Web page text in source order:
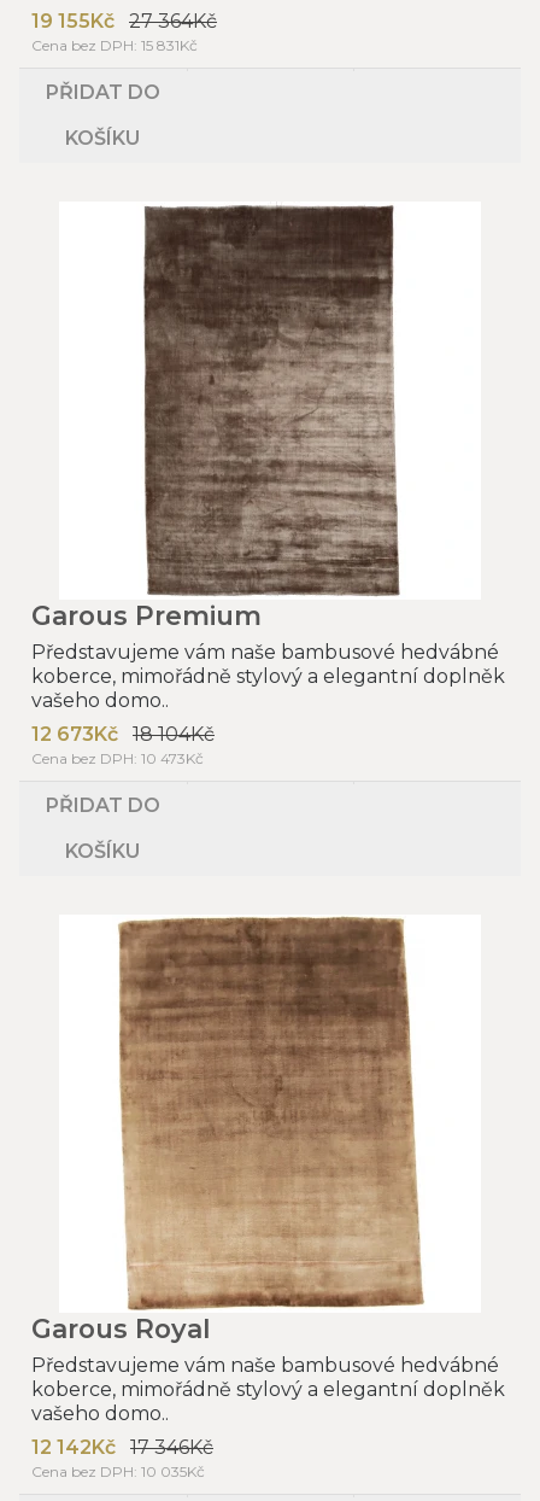
19 155Kč
27 364Kč
Cena bez DPH: 15 831Kč
PŘIDAT DO
KOŠÍKU
Garous Premium
Představujeme vám naše bambusové hedvábné
koberce, mimořádně stylový a elegantní doplněk
vašeho domo..
12 673Kč
18 104Kč
Cena bez DPH: 10 473Kč
PŘIDAT DO
KOŠÍKU
Garous Royal
Představujeme vám naše bambusové hedvábné
koberce, mimořádně stylový a elegantní doplněk
vašeho domo..
12 142Kč
17 346Kč
Cena bez DPH: 10 035Kč